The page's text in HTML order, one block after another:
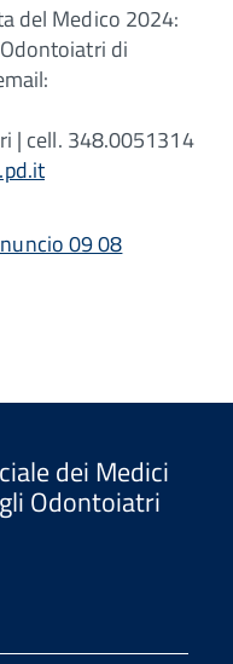
del Medico 2024:
di
| cell. 348.0051314
09 08
dei Medici
Odontoiatri